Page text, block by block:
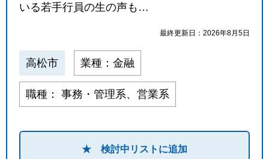
いる若手行員の生の声も…
最終更新日：2026年8月5日
高松市 業種：金融
職種： 事務・管理系、営業系
★ 検討中リストに追加